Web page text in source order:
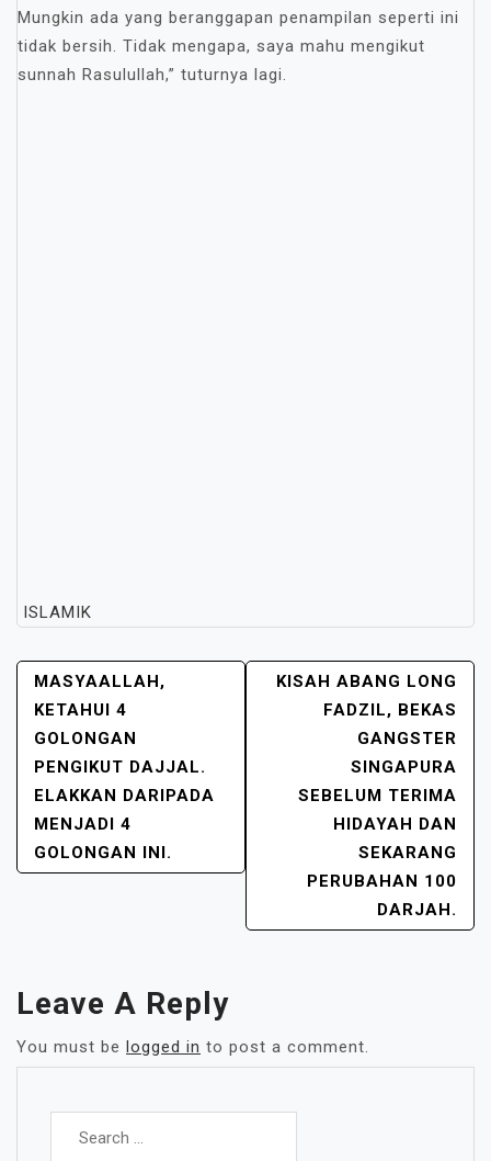
Mungkin ada yang beranggapan penampilan seperti ini
tidak bersih. Tidak mengapa, saya mahu mengikut
sunnah Rasulullah,” tuturnya lagi.
ISLAMIK
POST
NAVIGATION
MASYAALLAH,
KETAHUI 4
GOLONGAN
PENGIKUT DAJJAL.
ELAKKAN DARIPADA
MENJADI 4
GOLONGAN INI.
KISAH ABANG LONG
FADZIL, BEKAS
GANGSTER
SINGAPURA
SEBELUM TERIMA
HIDAYAH DAN
SEKARANG
PERUBAHAN 100
DARJAH.
Leave A Reply
You must be logged in to post a comment.
Search